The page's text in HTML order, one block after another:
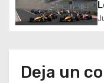
d
e
Deja un